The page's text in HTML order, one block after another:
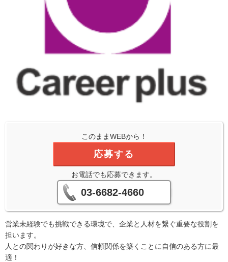
このままWEBから！
応募する
お電話でも応募できます。
03-6682-4660
営業未経験でも挑戦できる環境で、企業と人材を繋ぐ重要な役割を
担います。
人との関わりが好きな方、信頼関係を築くことに自信のある方に最
適！